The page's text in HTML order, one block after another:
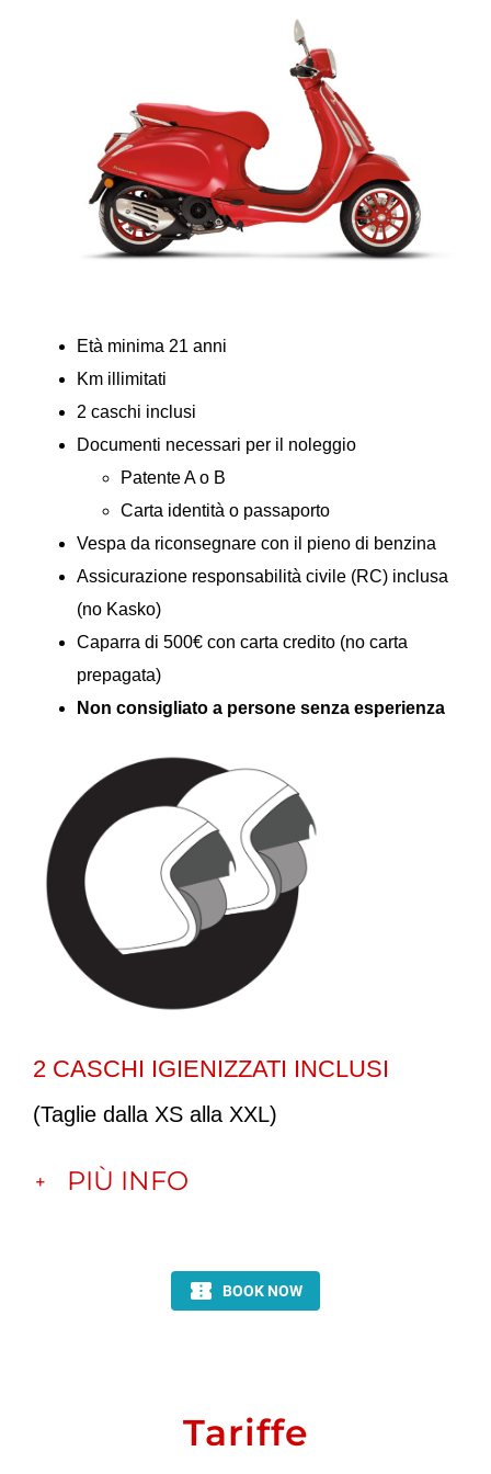
Età minima 21 anni
Km illimitati
2 caschi inclusi
Documenti necessari per il noleggio
Patente A o B
Carta identità o passaporto
Vespa da riconsegnare con il pieno di benzina
Assicurazione responsabilità civile (RC) inclusa
(no Kasko)
Caparra di 500€ con carta credito (no carta
prepagata)
Non consigliato a persone senza esperienza
2 CASCHI IGIENIZZATI INCLUSI
(Taglie dalla XS alla XXL)
PIÙ INFO
Tariffe